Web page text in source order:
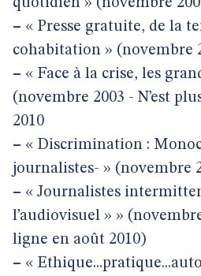
quotidien » (novembre
– « Presse gratuite, de la
cohabitation » (novembre
– « Face à la crise, les
(novembre 2003 - N’est
2010
– « Discrimination :
journalistes- » (novembre
– « Journalistes
l’audiovisuel » »
ligne en août 2010)
– «